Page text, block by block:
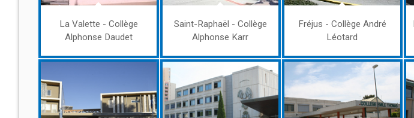
La Valette - Collège
Alphonse Daudet
Saint-Raphaël - Collège
Alphonse Karr
Fréjus - Collège André
Léotard